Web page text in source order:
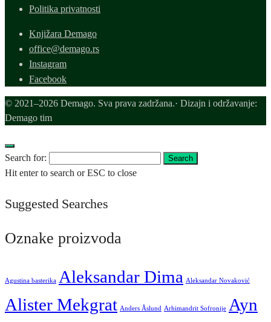
Politika privatnosti
Knjižara Demago
office@demago.rs
Instagram
Facebook
© 2021–2026 Demago. Sva prava zadržana.· Dizajn i održavanje:
Demago tim
Search for: Search
Hit enter to search or ESC to close
Suggested Searches
Oznake proizvoda
Agustina basterika Aleksandar Dima Aleksandar Novaković
Alister Mekgrat Anders Åslund Arhimandrit Sofronije Ayn